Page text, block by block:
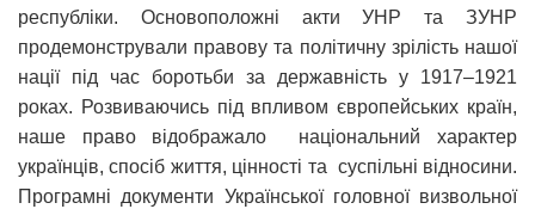
республіки. Основоположні акти УНР та ЗУНР
продемонстрували правову та політичну зрілість нашої
нації під час боротьби за державність у 1917–1921
роках. Розвиваючись під впливом європейських країн,
наше право відображало національний характер
українців, спосіб життя, цінності та суспільні відносини.
Програмні документи Української головної визвольної